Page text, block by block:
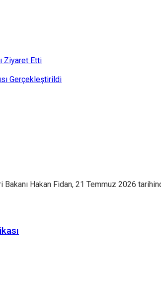
Hakan Fidan, 21 Temmuz 2026